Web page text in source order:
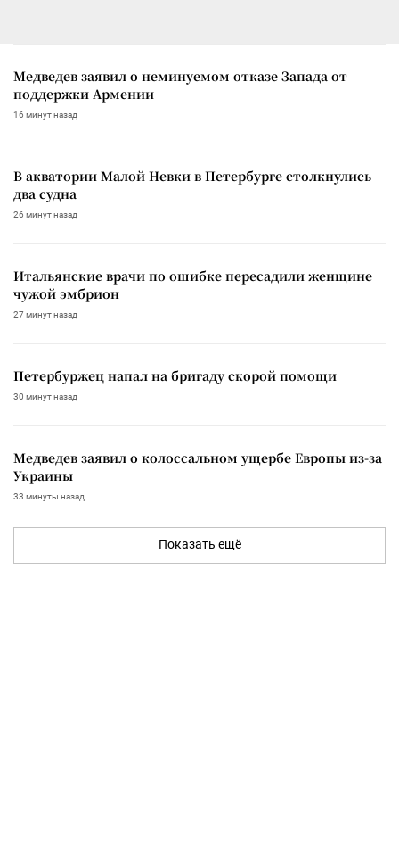
Медведев заявил о неминуемом отказе Запада от
поддержки Армении
16 минут назад
В акватории Малой Невки в Петербурге столкнулись
два судна
26 минут назад
Итальянские врачи по ошибке пересадили женщине
чужой эмбрион
27 минут назад
Петербуржец напал на бригаду скорой помощи
30 минут назад
Медведев заявил о колоссальном ущербе Европы из-за
Украины
33 минуты назад
Показать ещё